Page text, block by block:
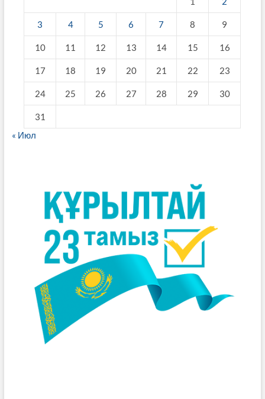
3 4 5 6 7 8 9
10 11 12 13 14 15 16
17 18 19 20 21 22 23
24 25 26 27 28 29 30
31
« Июл